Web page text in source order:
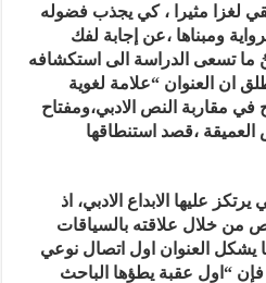
لغزا مثيرا ، كي يجذب فضوله
ومبناها ،عن إجابة لفك
ما تسعى الدراسة الى استكشافه
ان العنوان “علامة لغوية
مقاربة النص الادبي،ومفتاح
العميقة ،قصد استنطاقها
عليها الابداع الادبي، اذ
من خلال علاقته بالسياقات
يشكل العنوان اول اتصال نوعي
“اول عقبة يطؤها الباحث